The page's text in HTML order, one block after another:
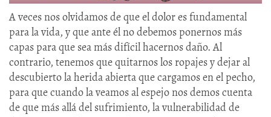
A veces nos olvidamos de que el dolor es fundamental
para la vida, y que ante él no debemos ponernos más
capas para que sea más difícil hacernos daño. Al
contrario, tenemos que quitarnos los ropajes y dejar al
descubierto la herida abierta que cargamos en el pecho,
para que cuando la veamos al espejo nos demos cuenta
de que más allá del sufrimiento, la vulnerabilidad de